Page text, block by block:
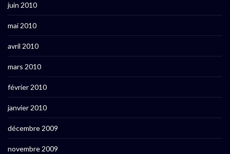
juin 2010
mai 2010
avril 2010
mars 2010
février 2010
janvier 2010
décembre 2009
novembre 2009